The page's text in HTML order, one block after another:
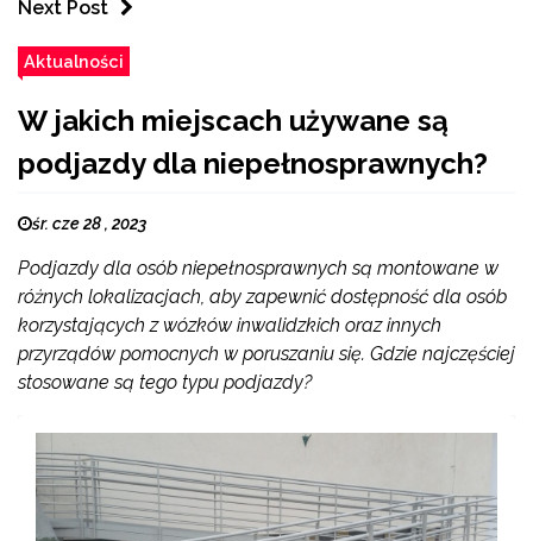
Next Post
Aktualności
W jakich miejscach używane są
podjazdy dla niepełnosprawnych?
śr. cze 28 , 2023
Podjazdy dla osób niepełnosprawnych są montowane w
różnych lokalizacjach, aby zapewnić dostępność dla osób
korzystających z wózków inwalidzkich oraz innych
przyrządów pomocnych w poruszaniu się. Gdzie najczęściej
stosowane są tego typu podjazdy?